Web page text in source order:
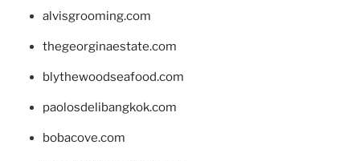
alvisgrooming.com
thegeorginaestate.com
blythewoodseafood.com
paolosdelibangkok.com
bobacove.com